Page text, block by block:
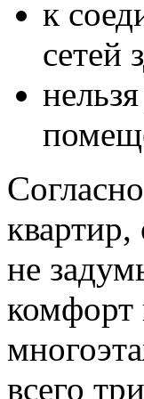
к
сетей
не
комфорт
всего